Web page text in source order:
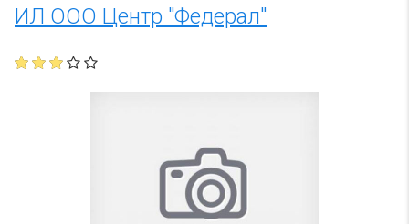
ИЛ ООО Центр "Федерал"